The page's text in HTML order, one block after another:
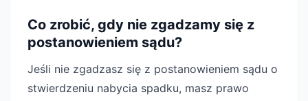
Co zrobić, gdy nie zgadzamy się z
postanowieniem sądu?
Jeśli nie zgadzasz się z postanowieniem sądu o
stwierdzeniu nabycia spadku, masz prawo